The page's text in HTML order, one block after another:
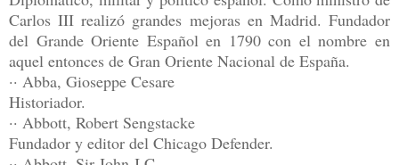
Carlos III realizó grandes mejoras en Madrid. Fundador
del Grande Oriente Español en 1790 con el nombre en
aquel entonces de Gran Oriente Nacional de España.
·· Abba, Gioseppe Cesare
Historiador.
·· Abbott, Robert Sengstacke
Fundador y editor del Chicago Defender.